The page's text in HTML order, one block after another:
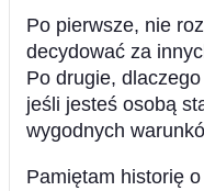
Po pierwsze, nie
decydować za
Po drugie, dlaczego
jeśli jesteś osobą
wygodnych
Pamiętam historię